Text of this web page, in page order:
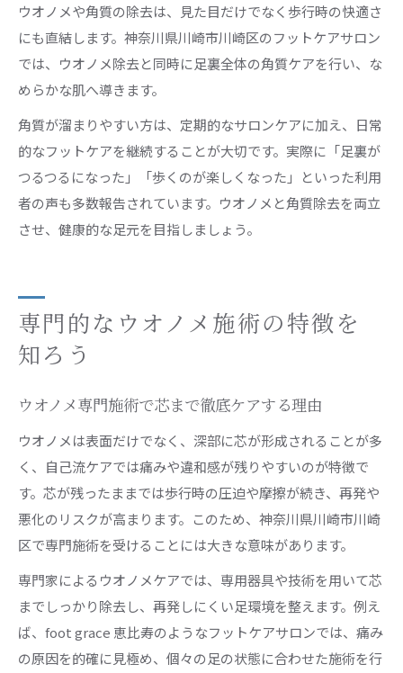
ウオノメや角質の除去は、見た目だけでなく歩行時の快適さ
にも直結します。神奈川県川崎市川崎区のフットケアサロン
では、ウオノメ除去と同時に足裏全体の角質ケアを行い、な
めらかな肌へ導きます。
角質が溜まりやすい方は、定期的なサロンケアに加え、日常
的なフットケアを継続することが大切です。実際に「足裏が
つるつるになった」「歩くのが楽しくなった」といった利用
者の声も多数報告されています。ウオノメと角質除去を両立
させ、健康的な足元を目指しましょう。
専門的なウオノメ施術の特徴を
知ろう
ウオノメ専門施術で芯まで徹底ケアする理由
ウオノメは表面だけでなく、深部に芯が形成されることが多
く、自己流ケアでは痛みや違和感が残りやすいのが特徴で
す。芯が残ったままでは歩行時の圧迫や摩擦が続き、再発や
悪化のリスクが高まります。このため、神奈川県川崎市川崎
区で専門施術を受けることには大きな意味があります。
専門家によるウオノメケアでは、専用器具や技術を用いて芯
までしっかり除去し、再発しにくい足環境を整えます。例え
ば、foot grace 恵比寿のようなフットケアサロンでは、痛み
の原因を的確に見極め、個々の足の状態に合わせた施術を行